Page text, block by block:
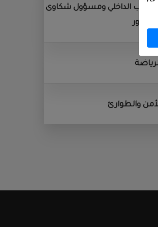
المراقب الداخلي ومسؤول شكاوى
الجمهور
والطوارئ